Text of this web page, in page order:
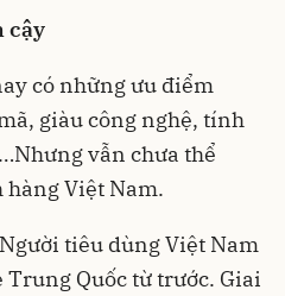
cậy
có những ưu điểm
giàu công nghệ, tính
vẫn chưa thể
Việt Nam.
tiêu dùng Việt Nam
Quốc từ trước. Giai